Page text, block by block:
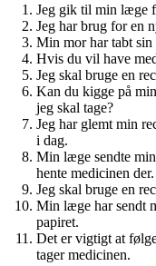
Jeg gik til min læge
Jeg har brug for en
Min mor har tabt sin
Hvis du vil have
Jeg skal bruge en
Kan du kigge på
jeg skal tage?
Jeg har glemt min
i dag.
Min læge sendte
hente medicinen der.
Jeg skal bruge en
Min læge har sendt
papiret.
Det er vigtigt at
tager medicinen.